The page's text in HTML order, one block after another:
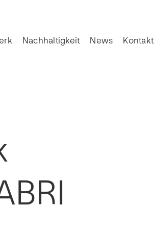
Nachhaltigkeit News Kontakt